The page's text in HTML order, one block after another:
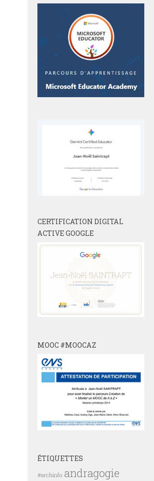
CERTIFICATION DIGITAL
ACTIVE GOOGLE
MOOC #MOOCAZ
ÉTIQUETTES
#archinfo andragogie